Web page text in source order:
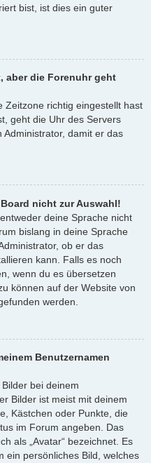
bist, ist dies ein guter
aber die Forenuhr geht
Zeitzone richtig eingestellt hast
geht die Uhr des Servers
damit er das
nicht zur Auswahl!
deine Sprache nicht
bislang in deine Sprache
ob er das
kann. Falls es noch
wenn du es übersetzen
können auf der Website von
werden.
Benutzernamen
bei deinem
Bilder ist meist mit deinem
Kästchen oder Punkte, die
im Forum angeben. Das
als „Avatar“ bezeichnet. Es
ein persönliches Bild, welches